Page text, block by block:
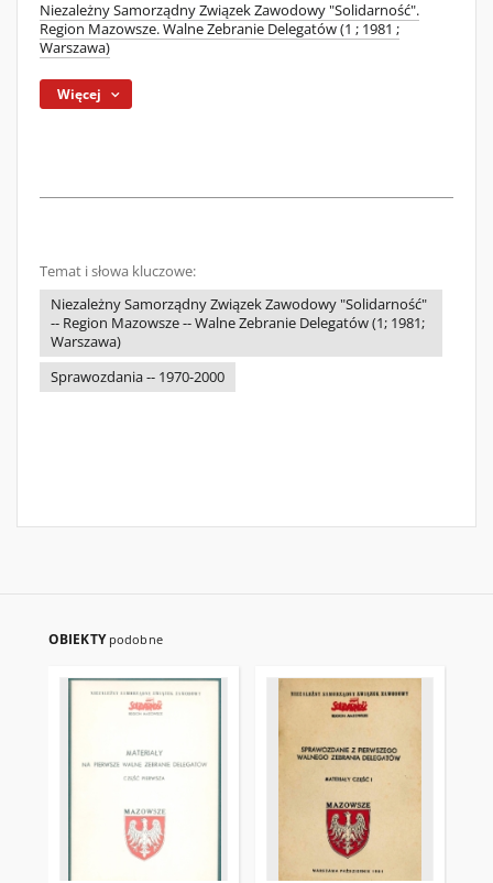
Niezależny Samorządny Związek Zawodowy "Solidarność".
Region Mazowsze. Walne Zebranie Delegatów (1 ; 1981 ;
Warszawa)
Więcej
Temat i słowa kluczowe:
Niezależny Samorządny Związek Zawodowy "Solidarność"
-- Region Mazowsze -- Walne Zebranie Delegatów (1; 1981;
Warszawa)
Sprawozdania -- 1970-2000
OBIEKTY podobne